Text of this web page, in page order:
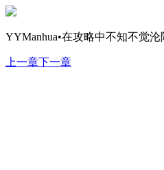
YYManhua•在攻略中不知不觉
上一章下一章